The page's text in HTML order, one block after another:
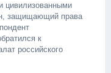
цивилизованными
защищающий права
к
российского